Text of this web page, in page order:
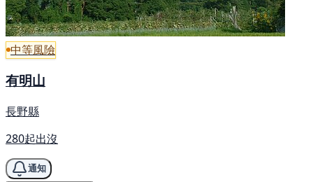
中等風險
有明山
長野縣
280起出沒
通知